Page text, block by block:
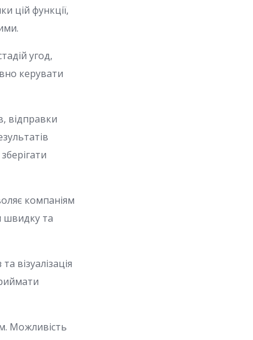
цій функції,
угод,
керувати
відправки
компаніям
швидку та
візуалізація
Можливість